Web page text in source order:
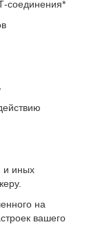
соединения*
и иных
на
вашего